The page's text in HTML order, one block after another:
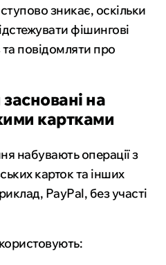
зникає, оскільки
фішингові
повідомляти про
на
картками
набувають операції з
карток та інших
PayPal, без участі